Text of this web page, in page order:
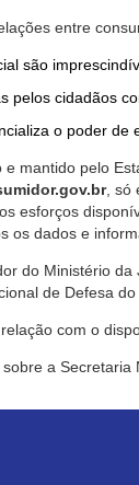
entre
são
pelos cidadãos
o poder de
mantido pelo
, só
esforços
os dados e
do Ministério
de Defesa
com o
a Secretaria